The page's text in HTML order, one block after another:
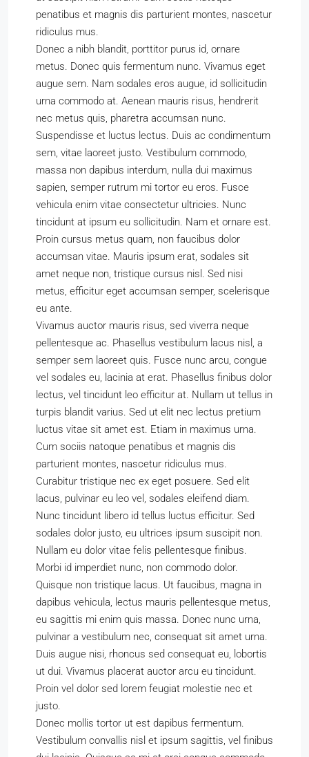
penatibus et magnis dis parturient montes, nascetur
ridiculus mus.
Donec a nibh blandit, porttitor purus id, ornare
metus. Donec quis fermentum nunc. Vivamus eget
augue sem. Nam sodales eros augue, id sollicitudin
urna commodo at. Aenean mauris risus, hendrerit
nec metus quis, pharetra accumsan nunc.
Suspendisse et luctus lectus. Duis ac condimentum
sem, vitae laoreet justo. Vestibulum commodo,
massa non dapibus interdum, nulla dui maximus
sapien, semper rutrum mi tortor eu eros. Fusce
vehicula enim vitae consectetur ultricies. Nunc
tincidunt at ipsum eu sollicitudin. Nam et ornare est.
Proin cursus metus quam, non faucibus dolor
accumsan vitae. Mauris ipsum erat, sodales sit
amet neque non, tristique cursus nisl. Sed nisi
metus, efficitur eget accumsan semper, scelerisque
eu ante.
Vivamus auctor mauris risus, sed viverra neque
pellentesque ac. Phasellus vestibulum lacus nisl, a
semper sem laoreet quis. Fusce nunc arcu, congue
vel sodales eu, lacinia at erat. Phasellus finibus dolor
lectus, vel tincidunt leo efficitur at. Nullam ut tellus in
turpis blandit varius. Sed ut elit nec lectus pretium
luctus vitae sit amet est. Etiam in maximus urna.
Cum sociis natoque penatibus et magnis dis
parturient montes, nascetur ridiculus mus.
Curabitur tristique nec ex eget posuere. Sed elit
lacus, pulvinar eu leo vel, sodales eleifend diam.
Nunc tincidunt libero id tellus luctus efficitur. Sed
sodales dolor justo, eu ultrices ipsum suscipit non.
Nullam eu dolor vitae felis pellentesque finibus.
Morbi id imperdiet nunc, non commodo dolor.
Quisque non tristique lacus. Ut faucibus, magna in
dapibus vehicula, lectus mauris pellentesque metus,
eu sagittis mi enim quis massa. Donec nunc urna,
pulvinar a vestibulum nec, consequat sit amet urna.
Duis augue nisi, rhoncus sed consequat eu, lobortis
ut dui. Vivamus placerat auctor arcu eu tincidunt.
Proin vel dolor sed lorem feugiat molestie nec et
justo.
Donec mollis tortor ut est dapibus fermentum.
Vestibulum convallis nisl et ipsum sagittis, vel finibus